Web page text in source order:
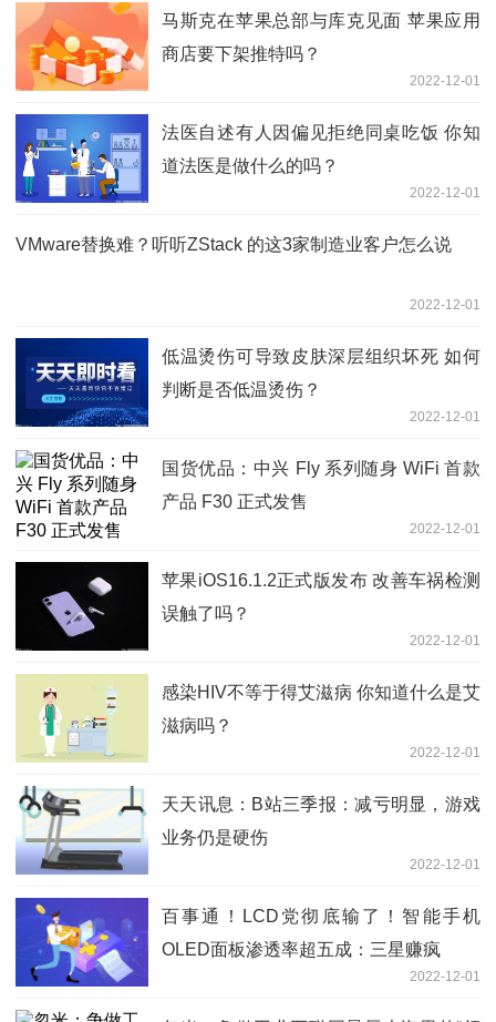
马斯克在苹果总部与库克见面 苹果应用
商店要下架推特吗？
2022-12-01
法医自述有人因偏见拒绝同桌吃饭 你知
道法医是做什么的吗？
2022-12-01
VMware替换难？听听ZStack 的这3家制造业客户怎么说
2022-12-01
低温烫伤可导致皮肤深层组织坏死 如何
判断是否低温烫伤？
2022-12-01
国货优品：中兴 Fly 系列随身 WiFi 首款
产品 F30 正式发售
2022-12-01
苹果iOS16.1.2正式版发布 改善车祸检测
误触了吗？
2022-12-01
感染HIV不等于得艾滋病 你知道什么是艾
滋病吗？
2022-12-01
天天讯息：B站三季报：减亏明显，游戏
业务仍是硬伤
2022-12-01
百事通！LCD党彻底输了！智能手机
OLED面板渗透率超五成：三星赚疯
2022-12-01